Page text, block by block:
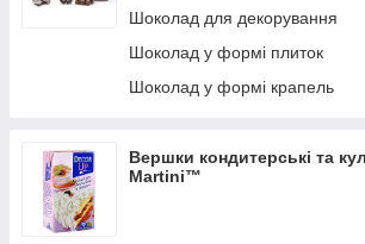
забезпечили компанії провідні позиції в
успішно представлена у понад 90 країнах
Шоколад для декорування
Шоколад у формі плиток
Шоколад у формі крапель
Вершки кондитерські та
Martini™